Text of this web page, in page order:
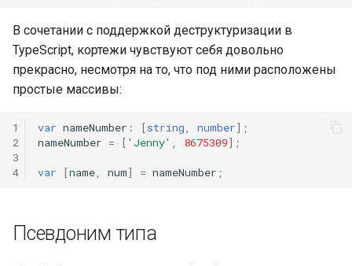
В сочетании с поддержкой деструктуризации в
TypeScript, кортежи чувствуют себя довольно
прекрасно, несмотря на то, что под ними расположены
простые массивы:
1
2
3
4
var nameNumber : [string number];
nameNumber = [ 'Jenny' 8675309];
var [name num] = nameNumber ;
Псевдоним типа